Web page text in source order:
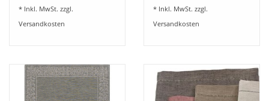
* Inkl. MwSt. zzgl.
Versandkosten
* Inkl. MwSt. zzgl.
Versandkosten